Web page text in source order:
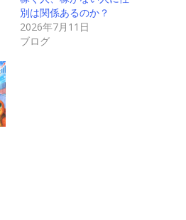
別は関係あるのか？
2026年7月11日
ブログ